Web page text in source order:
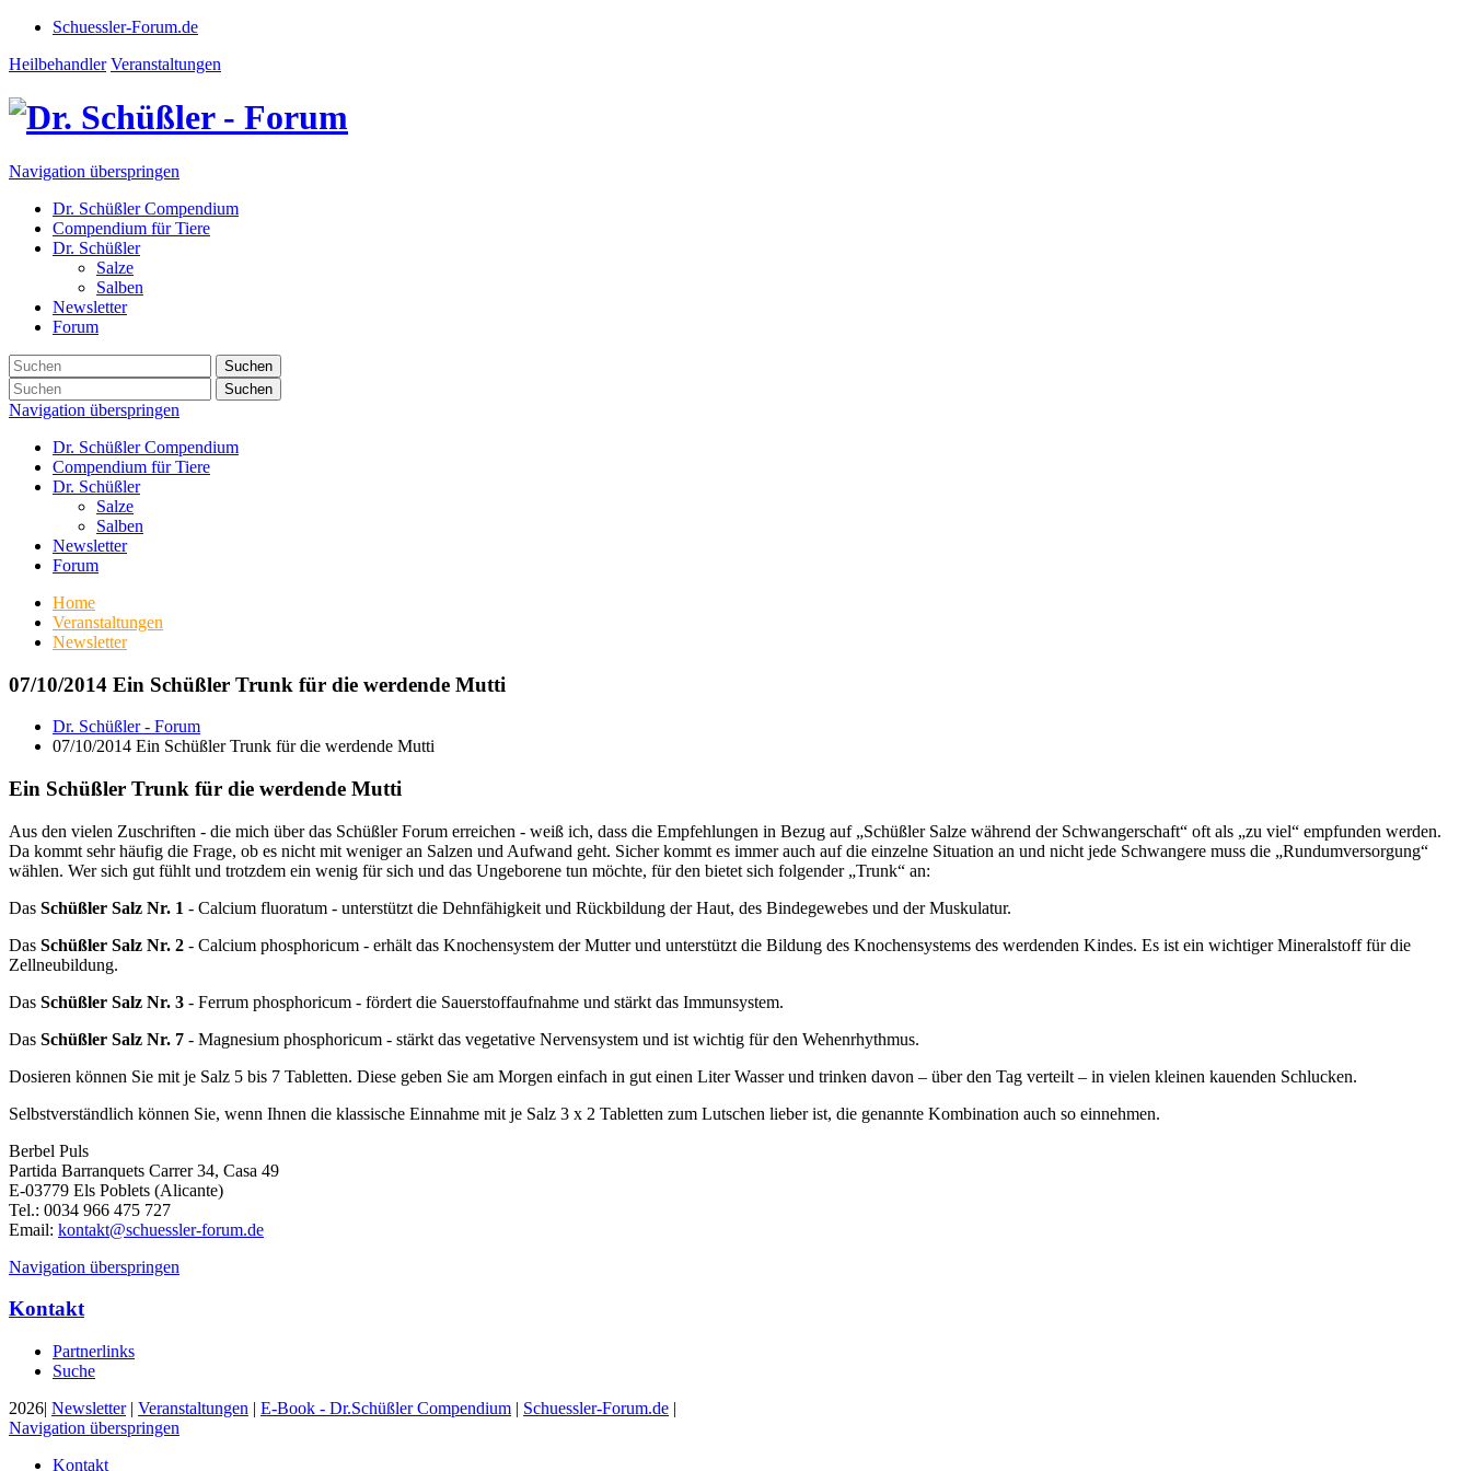
Schuessler-Forum.de
Heilbehandler Veranstaltungen
Navigation überspringen
Dr. Schüßler Compendium
Compendium für Tiere
Dr. Schüßler
Salze
Salben
Newsletter
Forum
Suchen
Suchen
Navigation überspringen
Dr. Schüßler Compendium
Compendium für Tiere
Dr. Schüßler
Salze
Salben
Newsletter
Forum
Home
Veranstaltungen
Newsletter
07/10/2014 Ein Schüßler Trunk für die werdende Mutti
Dr. Schüßler - Forum
07/10/2014 Ein Schüßler Trunk für die werdende Mutti
Ein Schüßler Trunk für die werdende Mutti
Aus den vielen Zuschriften - die mich über das Schüßler Forum erreichen - weiß ich, dass die Empfehlungen in Bezug auf „Schüßler Salze während der Schwangerschaft“ oft als „zu viel“ empfunden werden.
Da kommt sehr häufig die Frage, ob es nicht mit weniger an Salzen und Aufwand geht. Sicher kommt es immer auch auf die einzelne Situation an und nicht jede Schwangere muss die „Rundumversorgung“
wählen. Wer sich gut fühlt und trotzdem ein wenig für sich und das Ungeborene tun möchte, für den bietet sich folgender „Trunk“ an:
Das Schüßler Salz Nr. 1 - Calcium fluoratum - unterstützt die Dehnfähigkeit und Rückbildung der Haut, des Bindegewebes und der Muskulatur.
Das Schüßler Salz Nr. 2 - Calcium phosphoricum - erhält das Knochensystem der Mutter und unterstützt die Bildung des Knochensystems des werdenden Kindes. Es ist ein wichtiger Mineralstoff für die
Zellneubildung.
Das Schüßler Salz Nr. 3 - Ferrum phosphoricum - fördert die Sauerstoffaufnahme und stärkt das Immunsystem.
Das Schüßler Salz Nr. 7 - Magnesium phosphoricum - stärkt das vegetative Nervensystem und ist wichtig für den Wehenrhythmus.
Dosieren können Sie mit je Salz 5 bis 7 Tabletten. Diese geben Sie am Morgen einfach in gut einen Liter Wasser und trinken davon – über den Tag verteilt – in vielen kleinen kauenden Schlucken.
Selbstverständlich können Sie, wenn Ihnen die klassische Einnahme mit je Salz 3 x 2 Tabletten zum Lutschen lieber ist, die genannte Kombination auch so einnehmen.
Berbel Puls
Partida Barranquets Carrer 34, Casa 49
E-03779 Els Poblets (Alicante)
Tel.: 0034 966 475 727
Email: kontakt@schuessler-forum.de
Navigation überspringen
Kontakt
Partnerlinks
Suche
2026| Newsletter| Veranstaltungen | E-Book - Dr.Schüßler Compendium | Schuessler-Forum.de |
Navigation überspringen
Kontakt